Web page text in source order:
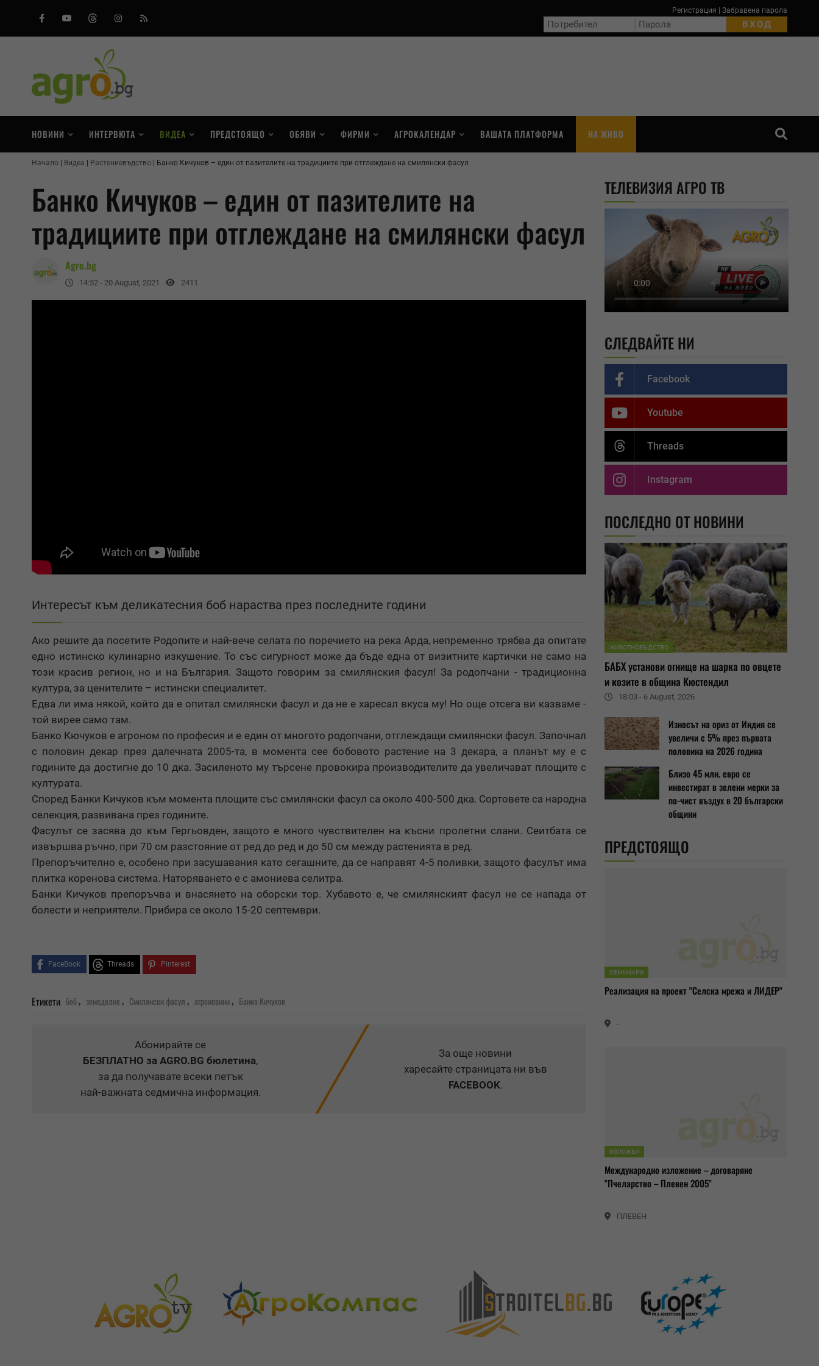
FacebookYoutubeThreadsInstagram
RSS
Регистрация Забравена парола
НОВИНИ ИНТЕРВЮТА ВИДЕА ПРЕДСТОЯЩО ОБЯВИ ФИРМИ АГРОКАЛЕНДАР ВАШАТА ПЛАТФОРМА НА ЖИВО
Начало Видеа Растениевъдство Банко Кичуков – един от пазителите на традициите при отглеждане на смилянски фасул
Банко Кичуков – един от пазителите на
традициите при отглеждане на смилянски фасул
Agro.bg
14:52 - 20 August, 2021 2411
Интересът към деликатесния боб нараства през последните години
Ако решите да посетите Родопите и най-вече селата по поречието на река Арда, непременно трябва да опитате
едно истинско кулинарно изкушение. То със сигурност може да бъде една от визитните картички не само на
този красив регион, но и на България. Защото говорим за смилянския фасул! За родопчани - традиционна
култура, за ценителите – истински специалитет.
Едва ли има някой, който да е опитал смилянски фасул и да не е харесал вкуса му! Но още отсега ви казваме -
той вирее само там.
Банко Кючуков е агроном по професия и е един от многото родопчани, отглеждащи смилянски фасул. Започнал
с половин декар през далечната 2005-та, в момента сее бобовото растение на 3 декара, а планът му е с
годините да достигне до 10 дка. Засиленото му търсене провокира производителите да увеличават площите с
културата.
Според Банки Кичуков към момента площите със смилянски фасул са около 400-500 дка. Сортовете са народна
селекция, развивана през годините.
Фасулът се засява до към Гергьовден, защото е много чувствителен на късни пролетни слани. Сеитбата се
извършва ръчно, при 70 см разстояние от ред до ред и до 50 см между растенията в ред.
Препоръчително е, особено при засушавания като сегашните, да се направят 4-5 поливки, защото фасулът има
плитка коренова система. Наторяването е с амониева селитра.
Банки Кичуков препоръчва и внасянето на оборски тор. Хубавото е, че смилянският фасул не се напада от
болести и неприятели. Прибира се около 15-20 септември.
FaceBook Threads Pinterest
Етикети боб, земеделие, Смилянски фасул, агроновини, Банко Кичуков
Абонирайте се
БЕЗПЛАТНО за AGRO.BG бюлетина,
за да получавате всеки петък
най-важната седмична информация.
За още новини
харесайте страницата ни във
FACEBOOK.
ТЕЛЕВИЗИЯ АГРО ТВ
СЛЕДВАЙТЕ НИ
Facebook
Youtube
Threads
Instagram
ПОСЛЕДНО ОТ НОВИНИ
ЖИВОТНОВЪДСТВО
БАБХ установи огнище на шарка по овцете
и козите в община Кюстендил
18:03 - 6 August, 2026
Износът на ориз от Индия се
увеличи с 5% през първата
половина на 2026 година
Близо 45 млн. евро се
инвестират в зелени мерки за
по-чист въздух в 20 български
общини
ПРЕДСТОЯЩО
СЕМИНАРИ
Реализация на проект "Селска мрежа и ЛИДЕР"
-
ИЗЛОЖБИ
Международно изложение – договаряне
"Пчеларство – Плевен 2005"
ПЛЕВЕН